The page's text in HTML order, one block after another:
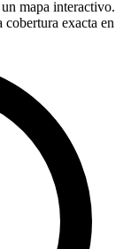
mapa interactivo.
cobertura exacta en